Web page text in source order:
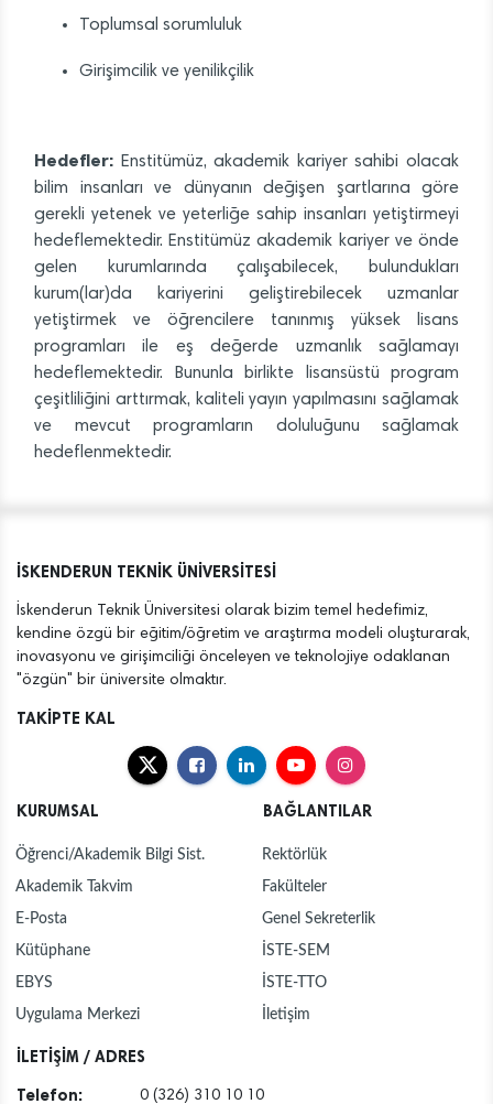
Toplumsal sorumluluk
Girişimcilik ve yenilikçilik
Hedefler: Enstitümüz, akademik kariyer sahibi olacak
bilim insanları ve dünyanın değişen şartlarına göre
gerekli yetenek ve yeterliğe sahip insanları yetiştirmeyi
hedeflemektedir. Enstitümüz akademik kariyer ve önde
gelen kurumlarında çalışabilecek, bulundukları
kurum(lar)da kariyerini geliştirebilecek uzmanlar
yetiştirmek ve öğrencilere tanınmış yüksek lisans
programları ile eş değerde uzmanlık sağlamayı
hedeflemektedir. Bununla birlikte lisansüstü program
çeşitliliğini arttırmak, kaliteli yayın yapılmasını sağlamak
ve mevcut programların doluluğunu sağlamak
hedeflenmektedir.
İSKENDERUN TEKNİK ÜNİVERSİTESİ
İskenderun Teknik Üniversitesi olarak bizim temel hedefimiz,
kendine özgü bir eğitim/öğretim ve araştırma modeli oluşturarak,
inovasyonu ve girişimciliği önceleyen ve teknolojiye odaklanan
"özgün" bir üniversite olmaktır.
TAKİPTE KAL
KURUMSAL
Öğrenci/Akademik Bilgi Sist.
Akademik Takvim
E-Posta
Kütüphane
EBYS
Uygulama Merkezi
BAĞLANTILAR
Rektörlük
Fakülteler
Genel Sekreterlik
İSTE-SEM
İSTE-TTO
İletişim
İLETİŞİM / ADRES
Telefon:
0 (326) 310 10 10